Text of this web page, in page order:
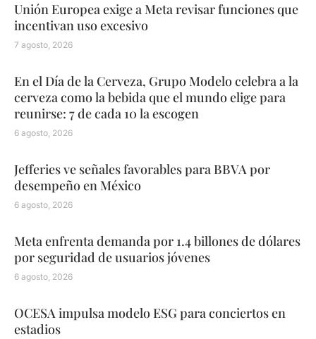
Unión Europea exige a Meta revisar funciones que
incentivan uso excesivo
7 agosto, 2026
En el Día de la Cerveza, Grupo Modelo celebra a la
cerveza como la bebida que el mundo elige para
reunirse: 7 de cada 10 la escogen
6 agosto, 2026
Jefferies ve señales favorables para BBVA por
desempeño en México
6 agosto, 2026
Meta enfrenta demanda por 1.4 billones de dólares
por seguridad de usuarios jóvenes
6 agosto, 2026
OCESA impulsa modelo ESG para conciertos en
estadios